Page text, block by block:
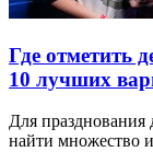
Где отметить
10 лучших
Для
найти множество